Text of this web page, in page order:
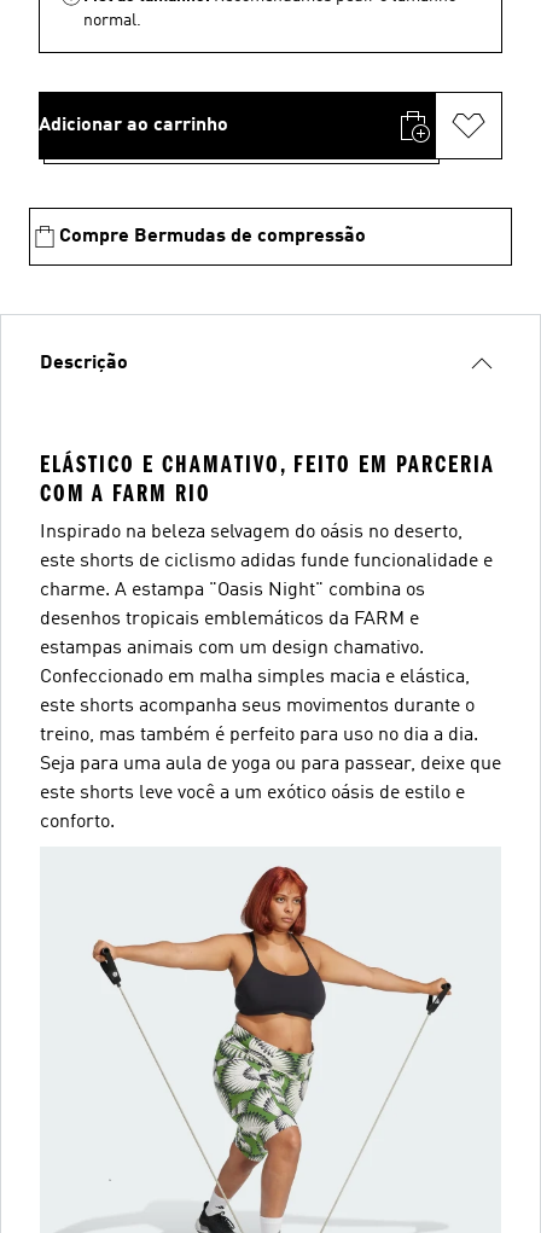
normal.
Adicionar ao carrinho
Compre Bermudas de compressão
Descrição
ELÁSTICO E CHAMATIVO, FEITO EM PARCERIA
COM A FARM RIO
Inspirado na beleza selvagem do oásis no deserto,
este shorts de ciclismo adidas funde funcionalidade e
charme. A estampa "Oasis Night" combina os
desenhos tropicais emblemáticos da FARM e
estampas animais com um design chamativo.
Confeccionado em malha simples macia e elástica,
este shorts acompanha seus movimentos durante o
treino, mas também é perfeito para uso no dia a dia.
Seja para uma aula de yoga ou para passear, deixe que
este shorts leve você a um exótico oásis de estilo e
conforto.